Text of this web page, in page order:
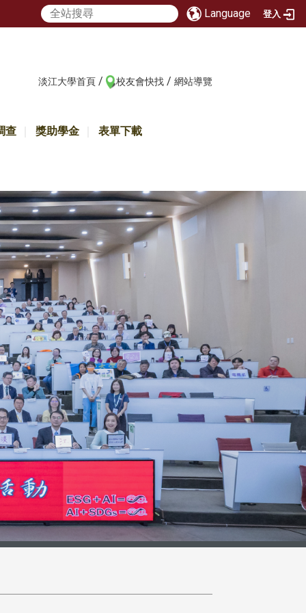
Language 登入
淡江大學首頁 / 校友會快找 / 網站導覽
查 獎助學金 表單下載